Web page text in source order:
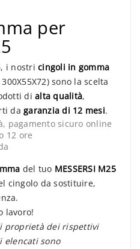
per
i nostri cingoli in gomma
sono la scelta
di alta qualità,
da garanzia di 12 mesi.
pagamento sicuro online
12 ore
del tuo MESSERSI M25
cingolo da sostituire,
lavoro!
proprietà dei rispettivi
elencati sono